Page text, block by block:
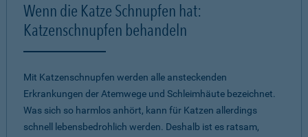
Wenn die Katze Schnupfen hat:
Katzenschnupfen behandeln
Mit Katzenschnupfen werden alle ansteckenden
Erkrankungen der Atemwege und Schleimhäute bezeichnet.
Was sich so harmlos anhört, kann für Katzen allerdings
schnell lebensbedrohlich werden. Deshalb ist es ratsam,